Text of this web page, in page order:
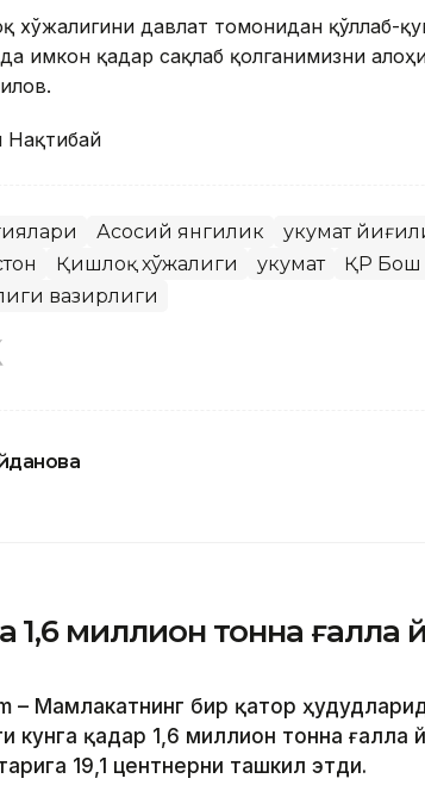
хўжалигини давлат томонидан қўллаб-
имкон қадар сақлаб қолганимизни
Асосий янгилик
Ҳукумат
Қишлоқ хўжалиги Ҳукумат
ҚР Бош
вазирлиги
1,6 миллион тонна
– Мамлакатнинг бир қатор
кунга қадар 1,6 миллион тонна ғалла
19,1 центнерни ташкил этди.